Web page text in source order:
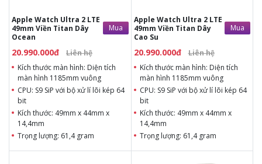
Apple Watch Ultra 2 LTE
49mm Viền Titan Dây
Ocean
Mua
20.990.000đ Liên hệ
Kích thước màn hình: Diện tích
màn hình 1185mm vuông
CPU: S9 SiP với bộ xử lí lõi kép 64
bit
Kích thước: 49mm x 44mm x
14,4mm
Trọng lượng: 61,4 gram
Apple Watch Ultra 2 LTE
49mm Viền Titan Dây
Cao Su
Mua
20.990.000đ Liên hệ
Kích thước màn hình: Diện tích
màn hình 1185mm vuông
CPU: S9 SiP với bộ xử lí lõi kép 64
bit
Kích thước: 49mm x 44mm x
14,4mm
Trọng lượng: 61,4 gram